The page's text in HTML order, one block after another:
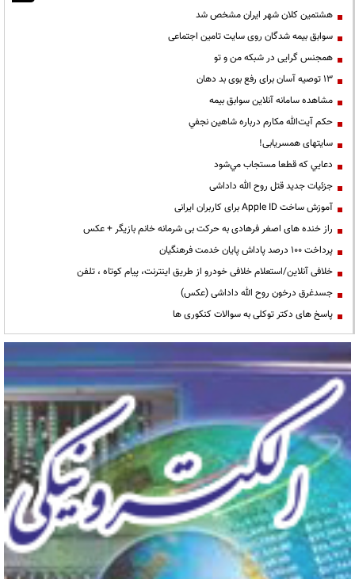
هشتمین کلان شهر ایران مشخص شد
سوابق بیمه شدگان روی سایت تامین اجتماعی
همجنس گرایی در شبکه من و تو
13 توصیه آسان برای رفع بوی بد دهان
مشاهده سامانه آنلاين سوابق بیمه
حكم آيت‌الله مكارم درباره شاهين نجفي
سایتهای همسریابی!
دعايي كه قطعا مستجاب مي‌شود
جزئیات جدید قتل روح الله داداشی
آموزش ساخت Apple ID برای کاربران ایرانی
راز خنده های اصغر فرهادی به حرکت بی شرمانه خانم بازیگر + عکس
پرداخت ۱۰۰ درصد پاداش پایان خدمت فرهنگیان
خلافی آنلاین/استعلام خلافی خودرو از طریق اینترنت، پیام کوتاه ، تلفن
جسدغرق درخون روح الله داداشی (عکس)
پاسخ های دکتر توکلی به سوالات کنکوری ها